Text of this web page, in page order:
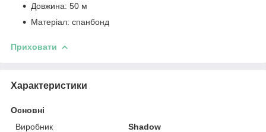
Довжина: 50 м
Матеріал: спанбонд
Приховати
Характеристики
Основні
Виробник
Shadow